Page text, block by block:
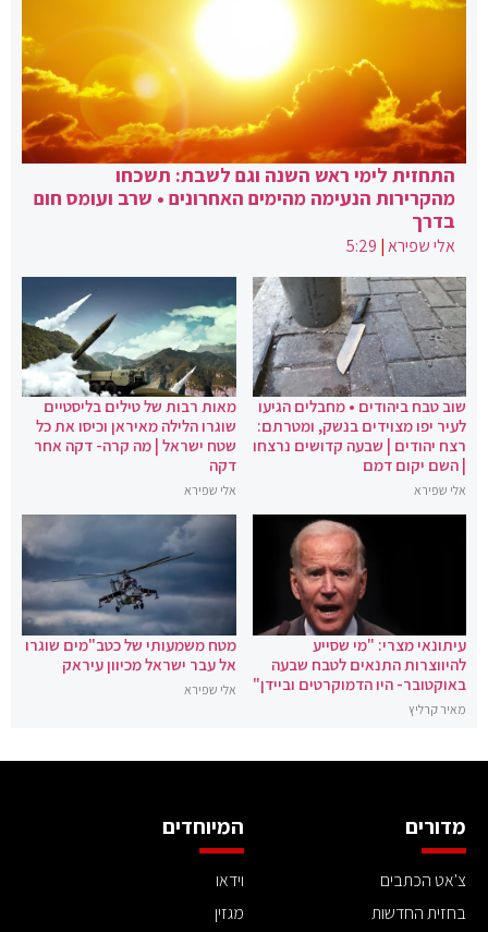
התחזית לימי ראש השנה וגם לשבת: תשכחו
מהקרירות הנעימה מהימים האחרונים • שרב ועומס חום
בדרך
אלי שפירא|
5:29
שוב טבח ביהודים • מחבלים הגיעו
לעיר יפו מצוידים בנשק, ומטרתם:
רצח יהודים | שבעה קדושים נרצחו
| השם יקום דמם
אלי שפירא
מאות רבות של טילים בליסטיים
שוגרו הלילה מאיראן וכיסו את כל
שטח ישראל | מה קרה- דקה אחר
דקה
אלי שפירא
עיתונאי מצרי: "מי שסייע
להיווצרות התנאים לטבח שבעה
באוקטובר- היו הדמוקרטים וביידן"
מאיר קרליץ
מטח משמעותי של כטב"מים שוגרו
אל עבר ישראל מכיוון עיראק
אלי שפירא
מדורים
צ'אט הכתבים
בחזית החדשות
המיוחדים
וידאו
מגזין